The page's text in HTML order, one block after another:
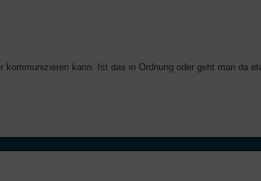
kommunizieren kann. Ist das in Ordnung oder geht man da